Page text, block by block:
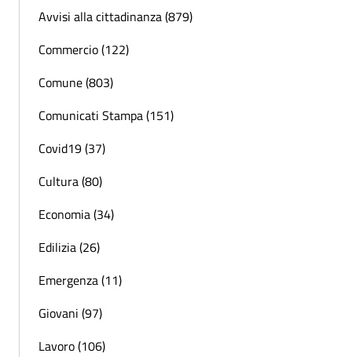
Avvisi alla cittadinanza (879)
Commercio (122)
Comune (803)
Comunicati Stampa (151)
Covid19 (37)
Cultura (80)
Economia (34)
Edilizia (26)
Emergenza (11)
Giovani (97)
Lavoro (106)